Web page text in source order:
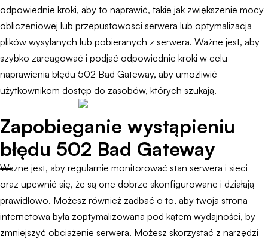
odpowiednie kroki, aby to naprawić, takie jak zwiększenie mocy
obliczeniowej lub przepustowości serwera lub optymalizacja
plików wysyłanych lub pobieranych z serwera. Ważne jest, aby
szybko zareagować i podjąć odpowiednie kroki w celu
naprawienia błędu 502 Bad Gateway, aby umożliwić
użytkownikom dostęp do zasobów, których szukają.
Zapobieganie wystąpieniu
błędu 502 Bad Gateway
Ważne jest, aby regularnie monitorować stan serwera i sieci
oraz upewnić się, że są one dobrze skonfigurowane i działają
prawidłowo. Możesz również zadbać o to, aby twoja strona
internetowa była zoptymalizowana pod kątem wydajności, by
zmniejszyć obciążenie serwera. Możesz skorzystać z narzędzi